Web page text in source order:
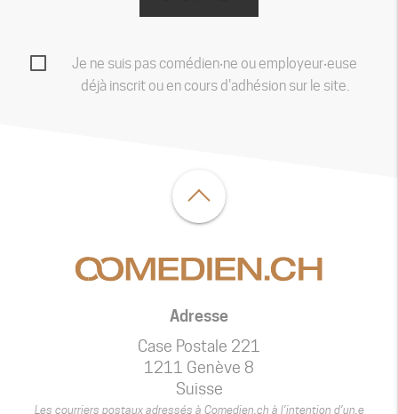
Je ne suis pas comédien‧ne ou employeur‧euse
déjà inscrit ou en cours d'adhésion sur le site.
Adresse
Case Postale 221
1211 Genève 8
Suisse
Les courriers postaux adressés à Comedien.ch à l’intention d’un.e